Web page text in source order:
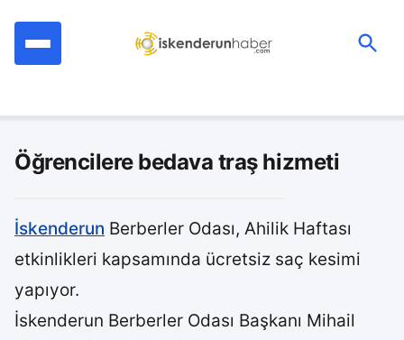
Öğrencilere bedava traş hizmeti
İskenderun Berberler Odası, Ahilik Haftası
etkinlikleri kapsamında ücretsiz saç kesimi
yapıyor.
İskenderun Berberler Odası Başkanı Mihail